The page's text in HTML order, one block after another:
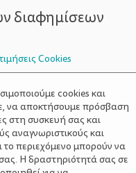
ΣΥΜΒΟΥΛΟΙ
διαφημίσεων
Cookies
cookies και
να αποκτήσουμε πρόσβαση
στη συσκευή σας και
αναγνωριστικούς και
το περιεχόμενο μπορούν να
Η δραστηριότητά σας σε